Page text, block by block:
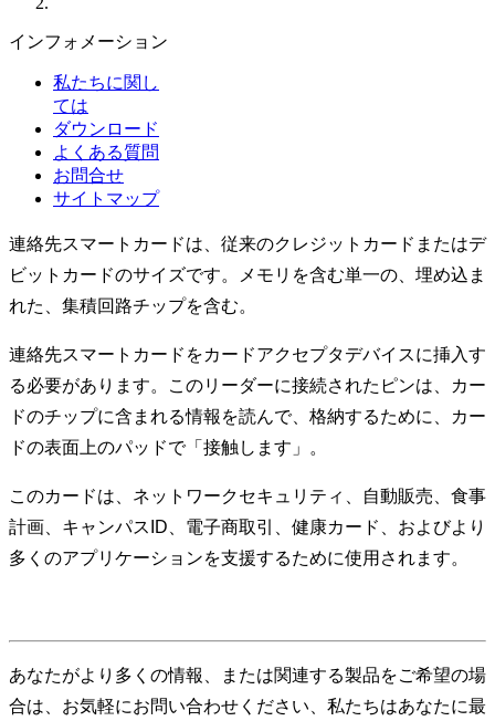
インフォメーション
私たちに関し
ては
ダウンロード
よくある質問
お問合せ
サイトマップ
連絡先スマートカードは、従来のクレジットカードまたはデ
ビットカードのサイズです。メモリを含む単一の、埋め込ま
れた、集積回路チップを含む。
連絡先スマートカードをカードアクセプタデバイスに挿入す
る必要があります。このリーダーに接続されたピンは、カー
ドのチップに含まれる情報を読んで、格納するために、カー
ドの表面上のパッドで「接触します」。
このカードは、ネットワークセキュリティ、自動販売、食事
計画、キャンパスID、電子商取引、健康カード、およびより
多くのアプリケーションを支援するために使用されます。
あなたがより多くの情報、または関連する製品をご希望の場
合は、お気軽にお問い合わせください、私たちはあなたに最